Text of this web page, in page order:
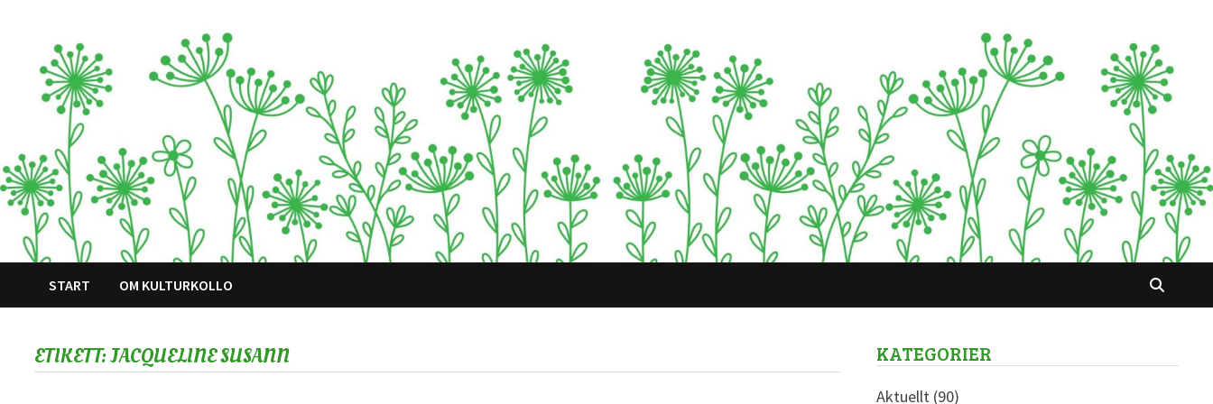
START OM KULTURKOLLO
ETIKETT:JACQUELINE SUSANN KATEGORIER
Aktuellt(90)